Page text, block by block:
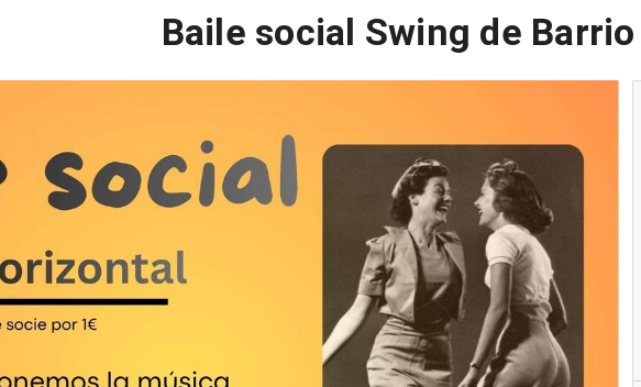
Baile social Swing de Barrio